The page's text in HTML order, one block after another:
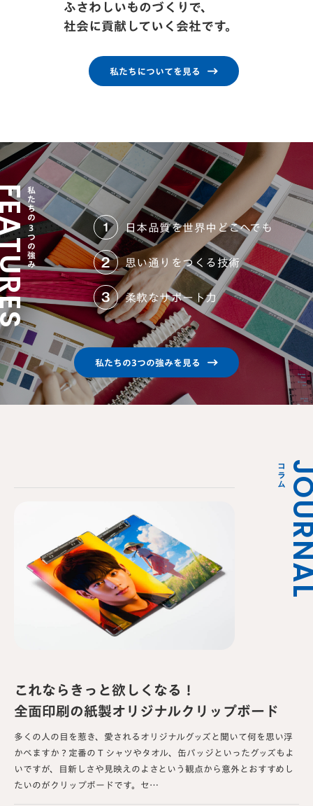
ふさわしいものづくりで、
社会に貢献していく会社です。
私たちについてを見る
私たち
の
3つの強み 日本品質を世界中どこへでも
思い通りをつくる技術
柔軟なサポート力
私たちの3つの強みを見る
コラム
これならきっと欲しくなる！
全面印刷の紙製オリジナルクリップボード
多くの人の目を惹き、愛されるオリジナルグッズと聞いて何を思い浮
かべますか？定番の T シャツやタオル、缶バッジといったグッズもよ
いですが、目新しさや見映えのよさという観点から意外とおすすめし
たいのがクリップボードです。セ…